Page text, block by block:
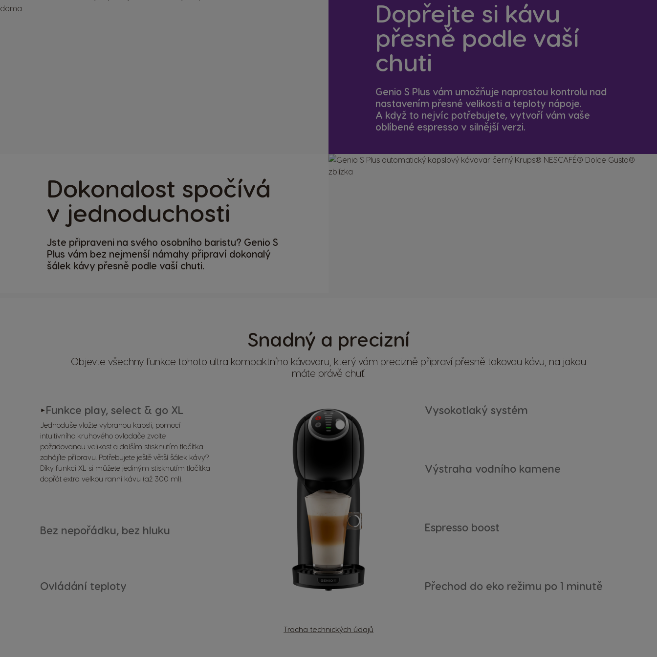
Dopřejte si kávu
přesně podle vaší
chuti
Genio S Plus vám umožňuje naprostou kontrolu nad
nastavením přesné velikosti a teploty nápoje.
A když to nejvíc potřebujete, vytvoří vám vaše
oblíbené espresso v silnější verzi.
Dokonalost spočívá
v jednoduchosti
Jste připraveni na svého osobního baristu? Genio S
Plus vám bez nejmenší námahy připraví dokonalý
šálek kávy přesně podle vaší chuti.
Snadný a precizní
Objevte všechny funkce tohoto ultra kompaktního kávovaru, který vám precizně připraví přesně takovou kávu, na jakou
máte právě chuť.
► Funkce play, select & go XL
Jednoduše vložte vybranou kapsli, pomocí
intuitivního kruhového ovladače zvolte
požadovanou velikost a dalším stisknutím tlačítka
zahájíte přípravu. Potřebujete ještě větší šálek kávy?
Díky funkci XL si můžete jediným stisknutím tlačítka
dopřát extra velkou ranní kávu (až 300 ml).
Bez nepořádku, bez hluku
Ovládání teploty
Vysokotlaký systém
Výstraha vodního kamene
Espresso boost
Přechod do eko režimu po 1 minutě
Trocha technických údajů